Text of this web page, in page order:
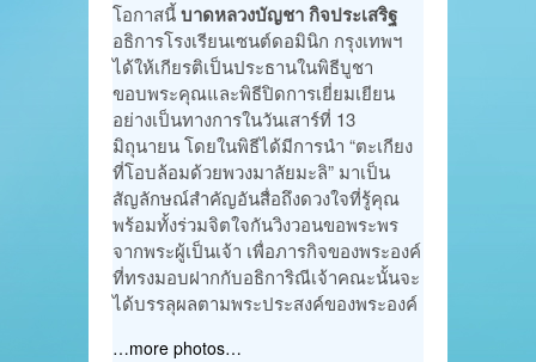
โอกาสนี้บาดหลวงบัญชา กิจประเสริฐ
อธิการโรงเรียนเซนต์ดอมินิก กรุงเทพฯ
ได้ให้เกียรติเป็นประธานในพิธีบูชา
ขอบพระคุณและพิธีปิดการเยี่ยมเยียน
อย่างเป็นทางการในวันเสาร์ที่ 13
มิถุนายน โดยในพิธีได้มีการนำ “ตะเกียง
ที่โอบล้อมด้วยพวงมาลัยมะลิ” มาเป็น
สัญลักษณ์สำคัญอันสื่อถึงดวงใจที่รู้คุณ
พร้อมทั้งร่วมจิตใจกันวิงวอนขอพระพร
จากพระผู้เป็นเจ้า เพื่อภารกิจของพระองค์
ที่ทรงมอบฝากกับอธิการิณีเจ้าคณะนั้นจะ
ได้บรรลุผลตามพระประสงค์ของพระองค์
…more photos…